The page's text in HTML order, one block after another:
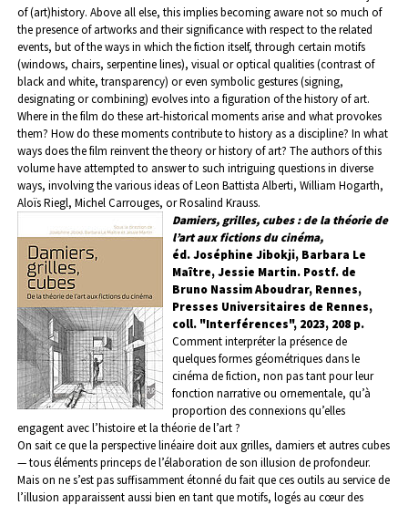
of (art)history. Above all else, this implies becoming aware not so much of
the presence of artworks and their significance with respect to the related
events, but of the ways in which the fiction itself, through certain motifs
(windows, chairs, serpentine lines), visual or optical qualities (contrast of
black and white, transparency) or even symbolic gestures (signing,
designating or combining) evolves into a figuration of the history of art.
Where in the film do these art-historical moments arise and what provokes
them? How do these moments contribute to history as a discipline? In what
ways does the film reinvent the theory or history of art? The authors of this
volume have attempted to answer to such intriguing questions in diverse
ways, involving the various ideas of Leon Battista Alberti, William Hogarth,
Aloïs Riegl, Michel Carrouges, or Rosalind Krauss.
Damiers, grilles, cubes : de la théorie de
l’art aux fictions du cinéma,
éd. Joséphine Jibokji, Barbara Le
Maître, Jessie Martin. Postf. de
Bruno Nassim Aboudrar, Rennes,
Presses Universitaires de Rennes,
coll. "Interférences", 2023, 208 p.
Comment interpréter la présence de
quelques formes géométriques dans le
cinéma de fiction, non pas tant pour leur
fonction narrative ou ornementale, qu’à
proportion des connexions qu’elles
engagent avec l’histoire et la théorie de l’art ?
On sait ce que la perspective linéaire doit aux grilles, damiers et autres cubes
— tous éléments princeps de l’élaboration de son illusion de profondeur.
Mais on ne s’est pas suffisamment étonné du fait que ces outils au service de
l’illusion apparaissent aussi bien en tant que motifs, logés au cœur des